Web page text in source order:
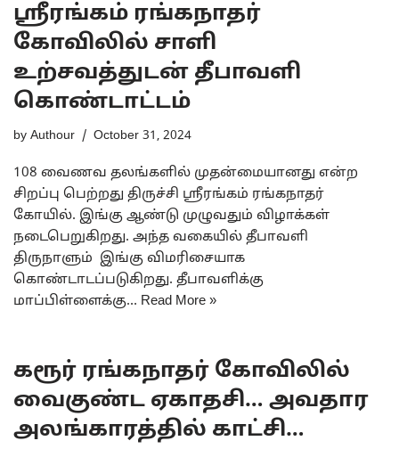
ஸ்ரீரங்கம் ரங்கநாதர்
கோவிலில் சாளி
உற்சவத்துடன் தீபாவளி
கொண்டாட்டம்
by Authour October 31, 2024
108 வைணவ தலங்களில் முதன்மையானது என்ற
சிறப்பு பெற்றது திருச்சி ஸ்ரீரங்கம் ரங்கநாதர்
கோயில். இங்கு ஆண்டு முழுவதும் விழாக்கள்
நடைபெறுகிறது. அந்த வகையில் தீபாவளி
திருநாளும் இங்கு விமரிசையாக
கொண்டாடப்படுகிறது. தீபாவளிக்கு
மாப்பிள்ளைக்கு… Read More »
கரூர் ரங்கநாதர் கோவிலில்
வைகுண்ட ஏகாதசி… அவதார
அலங்காரத்தில் காட்சி…